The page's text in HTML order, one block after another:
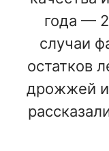
года —
случаи
остатков
дрожжей